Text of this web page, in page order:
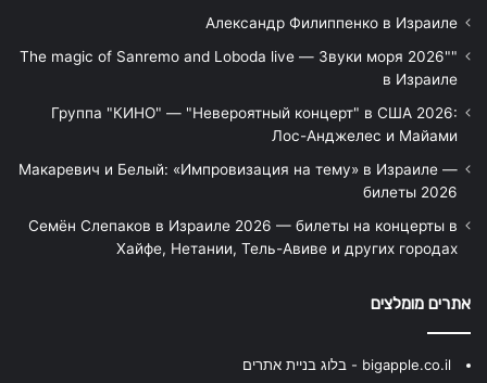
Александр Филиппенко в Израиле
"The magic of Sanremo and Loboda live — Звуки моря 2026"
в Израиле
Группа "КИНО" — "Невероятный концерт" в США 2026:
Лос-Анджелес и Майами
Макаревич и Белый: «Импровизация на тему» в Израиле —
билеты 2026
Семён Слепаков в Израиле 2026 — билеты на концерты в
Хайфе, Нетании, Тель-Авиве и других городах
אתרים מומלצים
bigapple.co.il - בלוג בניית אתרים